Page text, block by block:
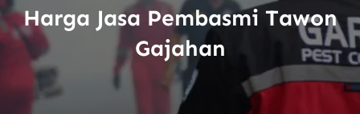
Harga Jasa Pembasmi Tawon
Gajahan